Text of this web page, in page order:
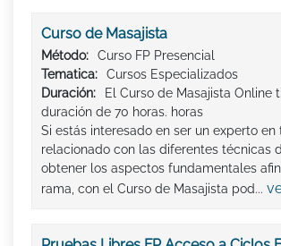
Curso de Masajista
Método:
Curso FP Presencial
Tematica:
Cursos Especializados
Duración:
El Curso de Masajista Online
duración de 70 horas. horas
Si estás interesado en ser un experto en
relacionado con las diferentes técnicas
obtener los aspectos fundamentales
rama, con el Curso de Masajista pod...